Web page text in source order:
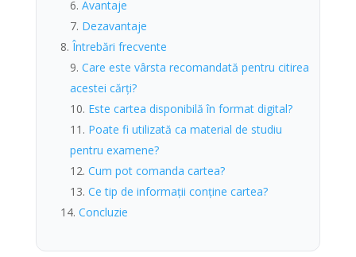
Avantaje
Dezavantaje
Întrebări frecvente
Care este vârsta recomandată pentru citirea
acestei cărți?
Este cartea disponibilă în format digital?
Poate fi utilizată ca material de studiu
pentru examene?
Cum pot comanda cartea?
Ce tip de informații conține cartea?
Concluzie